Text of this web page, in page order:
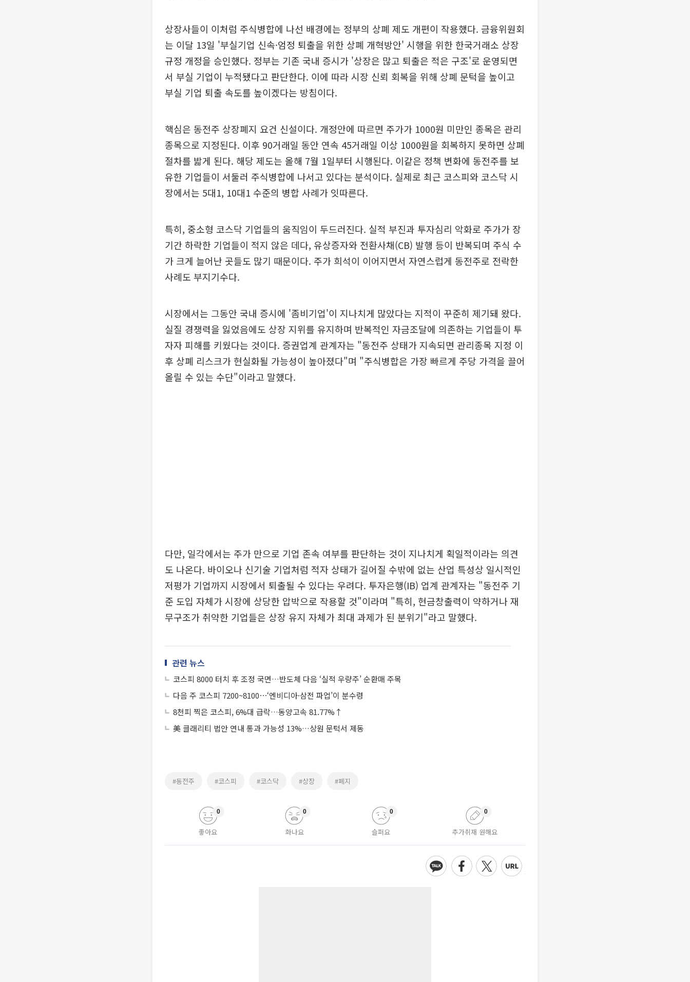
상장사들이 이처럼 주식병합에 나선 배경에는 정부의 상폐 제도 개편이 작용했다. 금융위원회
는 이달 13일 '부실기업 신속·엄정 퇴출을 위한 상폐 개혁방안' 시행을 위한 한국거래소 상장
규정 개정을 승인했다. 정부는 기존 국내 증시가 '상장은 많고 퇴출은 적은 구조'로 운영되면
서 부실 기업이 누적됐다고 판단한다. 이에 따라 시장 신뢰 회복을 위해 상폐 문턱을 높이고
부실 기업 퇴출 속도를 높이겠다는 방침이다.
핵심은 동전주 상장폐지 요건 신설이다. 개정안에 따르면 주가가 1000원 미만인 종목은 관리
종목으로 지정된다. 이후 90거래일 동안 연속 45거래일 이상 1000원을 회복하지 못하면 상폐
절차를 밟게 된다. 해당 제도는 올해 7월 1일부터 시행된다. 이같은 정책 변화에 동전주를 보
유한 기업들이 서둘러 주식병합에 나서고 있다는 분석이다. 실제로 최근 코스피와 코스닥 시
장에서는 5대1, 10대1 수준의 병합 사례가 잇따른다.
특히, 중소형 코스닥 기업들의 움직임이 두드러진다. 실적 부진과 투자심리 악화로 주가가 장
기간 하락한 기업들이 적지 않은 데다, 유상증자와 전환사채(CB) 발행 등이 반복되며 주식 수
가 크게 늘어난 곳들도 많기 때문이다. 주가 희석이 이어지면서 자연스럽게 동전주로 전락한
사례도 부지기수다.
시장에서는 그동안 국내 증시에 '좀비기업'이 지나치게 많았다는 지적이 꾸준히 제기돼 왔다.
실질 경쟁력을 잃었음에도 상장 지위를 유지하며 반복적인 자금조달에 의존하는 기업들이 투
자자 피해를 키웠다는 것이다. 증권업계 관계자는 "동전주 상태가 지속되면 관리종목 지정 이
후 상폐 리스크가 현실화될 가능성이 높아졌다"며 "주식병합은 가장 빠르게 주당 가격을 끌어
올릴 수 있는 수단"이라고 말했다.
다만, 일각에서는 주가 만으로 기업 존속 여부를 판단하는 것이 지나치게 획일적이라는 의견
도 나온다. 바이오나 신기술 기업처럼 적자 상태가 길어질 수밖에 없는 산업 특성상 일시적인
저평가 기업까지 시장에서 퇴출될 수 있다는 우려다. 투자은행(IB) 업계 관계자는 "동전주 기
준 도입 자체가 시장에 상당한 압박으로 작용할 것"이라며 "특히, 현금창출력이 약하거나 재
무구조가 취약한 기업들은 상장 유지 자체가 최대 과제가 된 분위기"라고 말했다.
관련 뉴스
코스피 8000 터치 후 조정 국면…반도체 다음 ‘실적 우량주’ 순환매 주목
다음 주 코스피 7200~8100⋯‘엔비디아·삼전 파업’이 분수령
8천피 찍은 코스피, 6%대 급락…동양고속 81.77%↑
美 클래리티 법안 연내 통과 가능성 13%…상원 문턱서 제동
#동전주 #코스피 #코스닥 #상장 #폐지
좋아요
0
화나요
0
슬퍼요
0
추가취재 원해요
0